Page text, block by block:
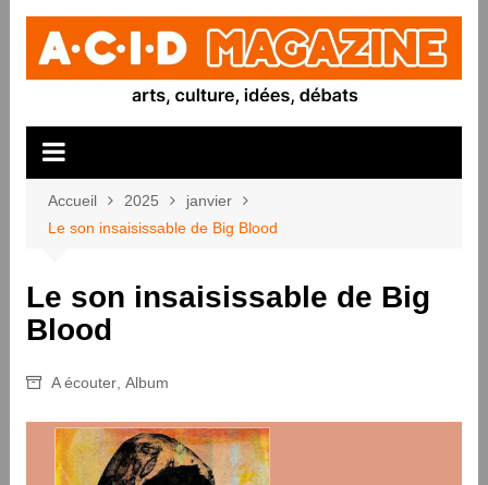
Aller
contenu
Accueil 2025
janvier
Le son insaisissable de Big Blood
Le son insaisissable de Big
Blood
A écouter, Album